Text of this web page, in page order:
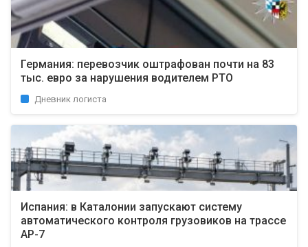
Германия: перевозчик оштрафован почти на 83
тыс. евро за нарушения водителем РТО
Дневник логиста
Испания: в Каталонии запускают систему
автоматического контроля грузовиков на трассе
AP-7